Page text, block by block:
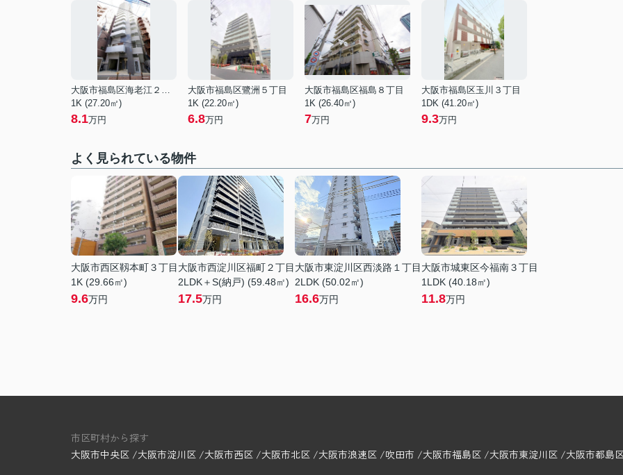
大阪市福島区海老江２丁目
1K (27.20㎡)
8.1万円
大阪市福島区鷺洲５丁目
1K (22.20㎡)
6.8万円
大阪市福島区福島８丁目
1K (26.40㎡)
7万円
大阪市福島区玉川３丁目
1DK (41.20㎡)
9.3万円
よく見られている物件
大阪市西区靱本町３丁目
1K (29.66㎡)
9.6万円
大阪市西淀川区福町２丁目
2LDK＋S(納戸) (59.48㎡)
17.5万円
大阪市東淀川区西淡路１丁目
2LDK (50.02㎡)
16.6万円
大阪市城東区今福南３丁目
1LDK (40.18㎡)
11.8万円
市区町村から探す
大阪市中央区
大阪市淀川区 大阪市西区 大阪市北区 大阪市浪速区 吹田市 大阪市福島区 大阪市東淀川区 大阪市都島